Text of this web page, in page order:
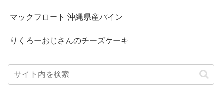
マックフロート 沖縄県産パイン
りくろーおじさんのチーズケーキ